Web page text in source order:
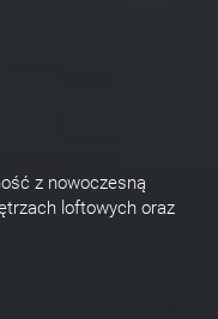
z nowoczesną
loftowych oraz